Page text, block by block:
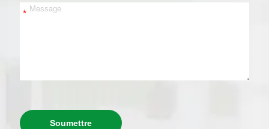
*
Soumettre